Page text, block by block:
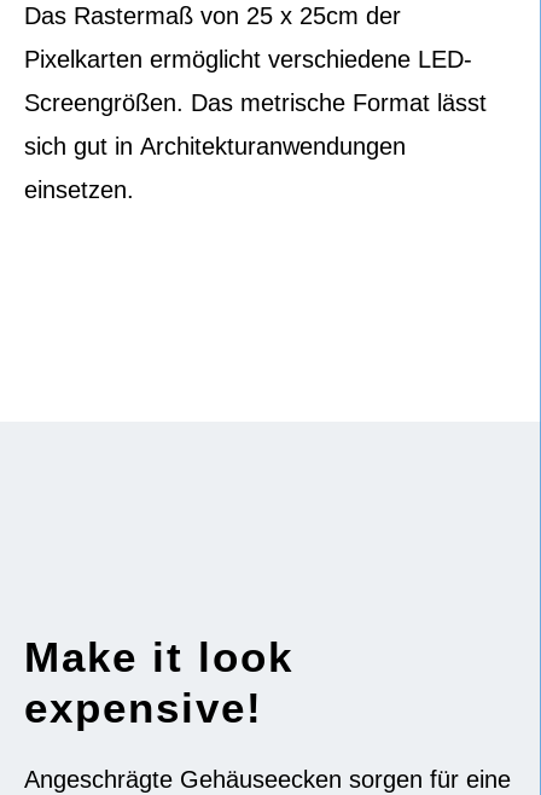
Das Rastermaß von 25 x 25cm der
Pixelkarten ermöglicht verschiedene LED-
Screengrößen. Das metrische Format lässt
sich gut in Architekturanwendungen
einsetzen.
Make it look
expensive!
Angeschrägte Gehäuseecken sorgen für eine